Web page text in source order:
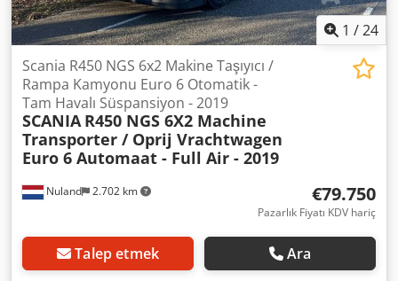
Trading B.V. Chodpfxjzqhkve Adtea Bedrijfsstraat 3 5391 LR
Nuland
1 /24
Nuland 2.702 km
Scania R450 NGS 6x2 Makine Taşıyıcı /
Rampa Kamyonu Euro 6 Otomatik -
Tam Havalı Süspansiyon - 2019
SCANIA R450 NGS 6X2 Machine
Transporter / Oprij Vrachtwagen
Euro 6 Automaat - Full Air - 2019
€79.750
Pazarlık Fiyatı KDV hariç
Talep etmek Ara